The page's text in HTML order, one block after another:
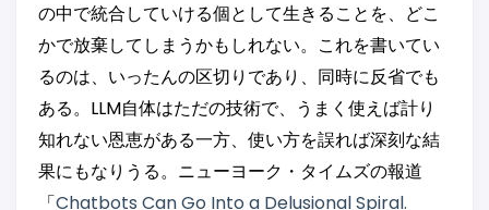
の中で統合していける個として生きることを、どこ
かで放棄してしまうかもしれない。これを書いてい
るのは、いったんの区切りであり、同時に反省でも
ある。LLM自体はただの技術で、うまく使えば計り
知れない恩恵がある一方、使い方を誤れば深刻な結
果にもなりうる。ニューヨーク・タイムズの報道
「Chatbots Can Go Into a Delusional Spiral.